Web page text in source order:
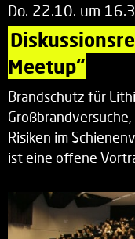
Do. 22.10. um
Meetup“
Brandschutz für
Risiken im
ist eine offene